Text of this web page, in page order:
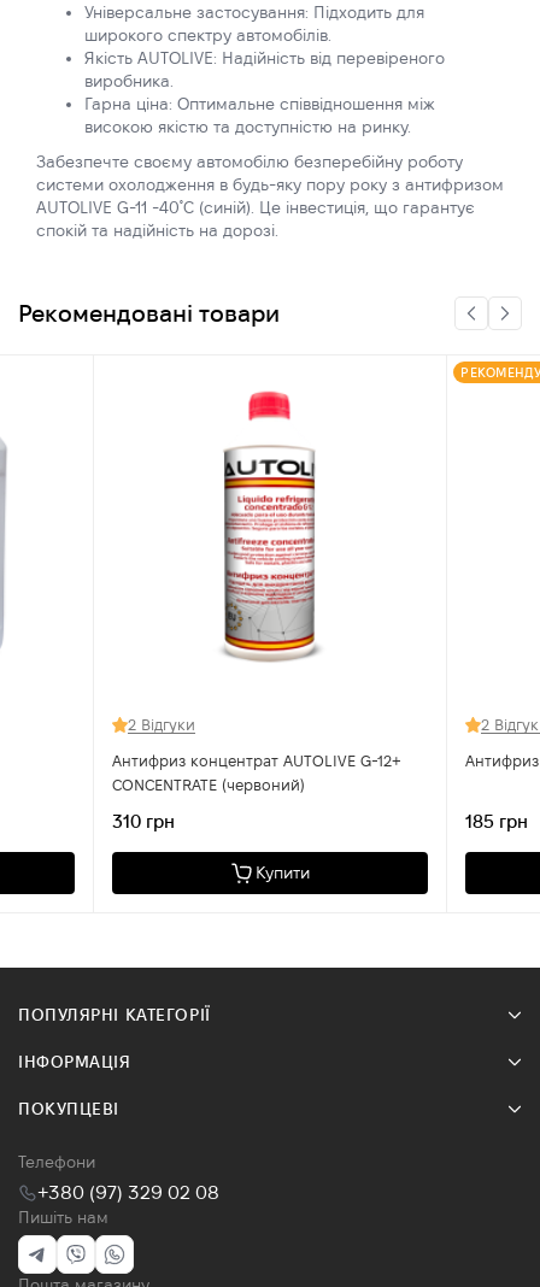
Універсальне застосування: Підходить для
широкого спектру автомобілів.
Якість AUTOLIVE: Надійність від перевіреного
виробника.
Гарна ціна: Оптимальне співвідношення між
високою якістю та доступністю на ринку.
Забезпечте своєму автомобілю безперебійну роботу
системи охолодження в будь-яку пору року з антифризом
AUTOLIVE G-11 -40˚C (синій). Це інвестиція, що гарантує
спокій та надійність на дорозі.
Рекомендовані товари
2 Відгуки
Антифриз концентрат AUTOLIVE G-12+
CONCENTRATE (червоний)
310 грн
Купити
2
Антифриз
185 грн
ПОПУЛЯРНІ КАТЕГОРІЇ
ІНФОРМАЦІЯ
ПОКУПЦЕВІ
Телефони
+380 (97) 329 02 08
Пишіть нам